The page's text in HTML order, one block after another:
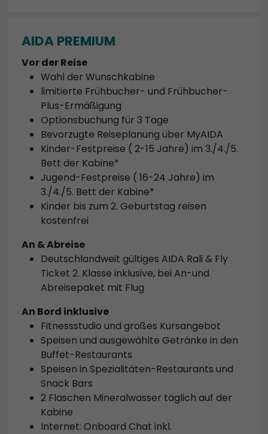
AIDA PREMIUM
Vor der Reise
Wahl der Wunschkabine
limitierte Frühbucher- und Frühbucher-
Plus-Ermäßigung
Optionsbuchung für 3 Tage
Bevorzugte Reiseplanung über MyAIDA
Kinder-Festpreise ( 2-15 Jahre) im 3./4./5.
Bett der Kabine*
Jugend-Festpreise ( 16-24 Jahre) im
3./4./5. Bett der Kabine*
Kinder bis zum 2. Geburtstag reisen
kostenfrei
An & Abreise
Deutschlandweit gültiges AIDA Rali & Fly
Ticket 2. Klasse inklusive, bei An-und
Abreisepaket mit Flug
An Bord inklusive
Fitnessstudio und großes Kursangebot
Speisen und ausgewählte Getränke in den
Buffet-Restaurants
Speisen in Spezialitäten-Restaurants und
Snack Bars
2 Flaschen Mineralwasser täglich auf der
Kabine
Internet: Onboard Chat inkl.